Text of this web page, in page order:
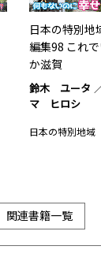
日本の特別地
編集98 これ
か滋賀
鈴木 ユータ
マ ヒロシ
日本の特別地域
関連書籍一覧